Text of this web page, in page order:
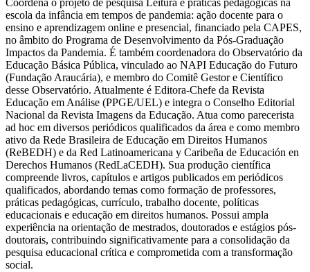
Coordena o projeto de pesquisa Leitura e práticas pedagógicas na
escola da infância em tempos de pandemia: ação docente para o
ensino e aprendizagem online e presencial, financiado pela CAPES,
no âmbito do Programa de Desenvolvimento da Pós-Graduação
Impactos da Pandemia. É também coordenadora do Observatório da
Educação Básica Pública, vinculado ao NAPI Educação do Futuro
(Fundação Araucária), e membro do Comitê Gestor e Científico
desse Observatório. Atualmente é Editora-Chefe da Revista
Educação em Análise (PPGE/UEL) e integra o Conselho Editorial
Nacional da Revista Imagens da Educação. Atua como parecerista
ad hoc em diversos periódicos qualificados da área e como membro
ativo da Rede Brasileira de Educação em Direitos Humanos
(ReBEDH) e da Red Latinoamericana y Caribeña de Educación en
Derechos Humanos (RedLaCEDH). Sua produção científica
compreende livros, capítulos e artigos publicados em periódicos
qualificados, abordando temas como formação de professores,
práticas pedagógicas, currículo, trabalho docente, políticas
educacionais e educação em direitos humanos. Possui ampla
experiência na orientação de mestrados, doutorados e estágios pós-
doutorais, contribuindo significativamente para a consolidação da
pesquisa educacional crítica e comprometida com a transformação
social.